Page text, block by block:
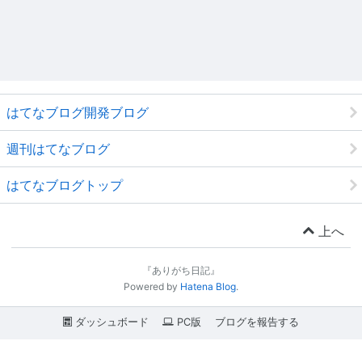
はてなブログ開発ブログ
週刊はてなブログ
はてなブログトップ
上へ
『ありがち日記』
Powered by Hatena Blog.
ダッシュボード PC版 ブログを報告する